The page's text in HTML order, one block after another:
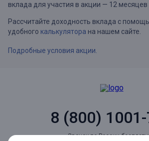
вклада для участия в акции — 12 месяцев
Рассчитайте доходность вклада с
удобного калькулятора на нашем сайте.
Подробные условия акции.
8 (800)
Звонок по России